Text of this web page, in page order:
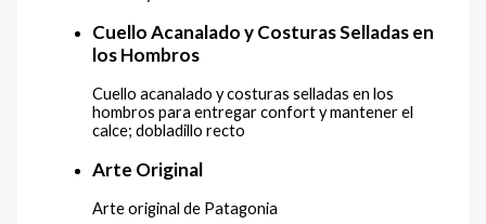
Cuello Acanalado y Costuras Selladas en
los Hombros
Cuello acanalado y costuras selladas en los
hombros para entregar confort y mantener el
calce; dobladillo recto
Arte Original
Arte original de Patagonia